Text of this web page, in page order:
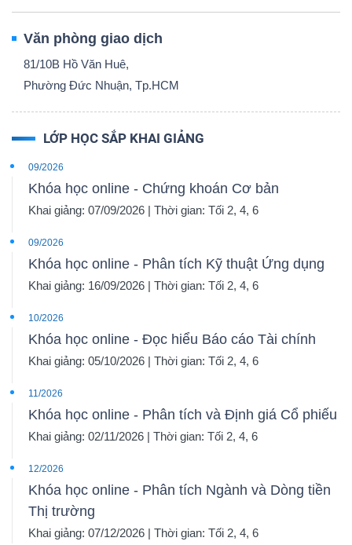
Văn phòng giao dịch
81/10B Hồ Văn Huê,
Phường Đức Nhuận, Tp.HCM
LỚP HỌC SẮP KHAI GIẢNG
09/2026
Khóa học online - Chứng khoán Cơ bản
Khai giảng: 07/09/2026 | Thời gian: Tối 2, 4, 6
09/2026
Khóa học online - Phân tích Kỹ thuật Ứng dụng
Khai giảng: 16/09/2026 | Thời gian: Tối 2, 4, 6
10/2026
Khóa học online - Đọc hiểu Báo cáo Tài chính
Khai giảng: 05/10/2026 | Thời gian: Tối 2, 4, 6
11/2026
Khóa học online - Phân tích và Định giá Cổ phiếu
Khai giảng: 02/11/2026 | Thời gian: Tối 2, 4, 6
12/2026
Khóa học online - Phân tích Ngành và Dòng tiền
Thị trường
Khai giảng: 07/12/2026 | Thời gian: Tối 2, 4, 6